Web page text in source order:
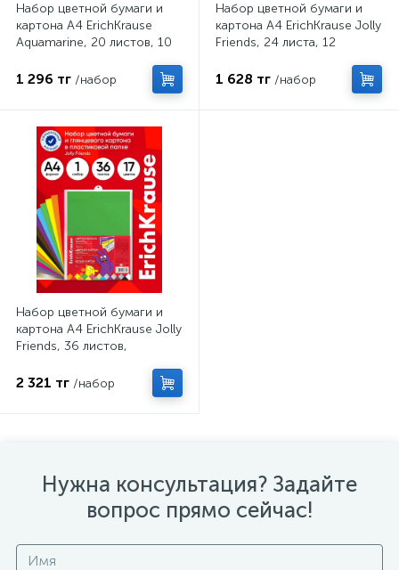
Набор цветной бумаги и
картона А4 ErichKrause
Aquamarine, 20 листов, 10
1 296 тг /набор
Набор цветной бумаги и
картона А4 ErichKrause Jolly
Friends, 24 листа, 12
1 628 тг /набор
Набор цветной бумаги и
картона А4 ErichKrause Jolly
Friends, 36 листов,
неоновая,
2 321 тг /набор
Нужна консультация? Задайте
вопрос прямо сейчас!